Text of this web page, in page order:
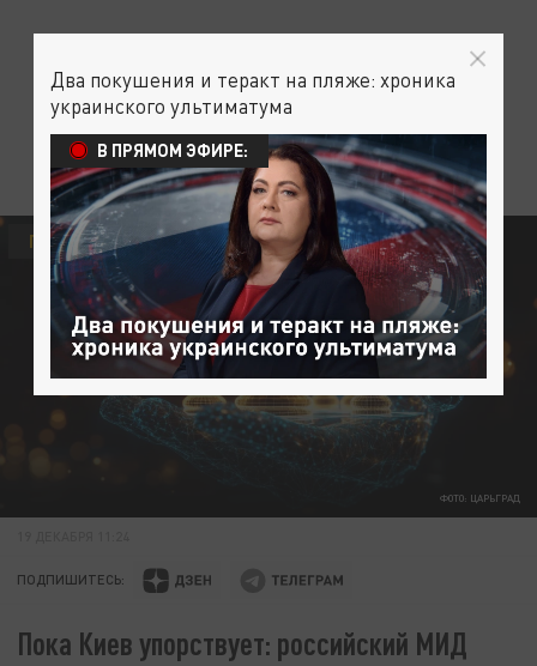
ФОТО: ЦАРЬГРАД
ПОЛИТИКА
ПОДПИШИТЕСЬ:
Пока Киев упорствует: российский МИД
Два покушения и теракт на пляже: хроника
украинского ультиматума
В ПРЯМОМ ЭФИРЕ: